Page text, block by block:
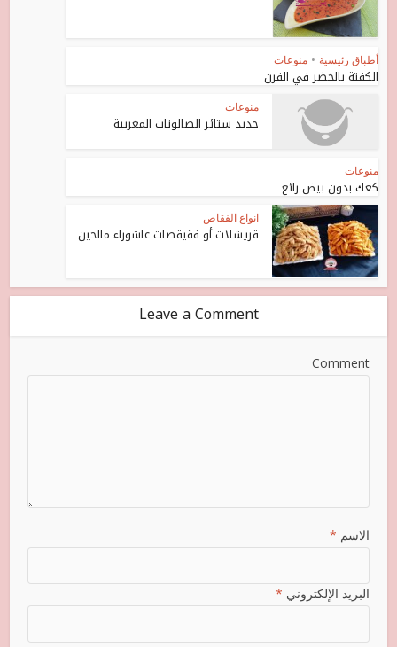
أطباق رئيسية • منوعات
الكفتة بالخضر في الفرن
منوعات
جديد ستائر الصالونات المغربية
منوعات
كعك بدون بيض رائع
انواع الفقاص
قريشلات أو فقيقصات عاشوراء مالحين
Leave a Comment
Comment
الاسم *
البريد الإلكتروني *